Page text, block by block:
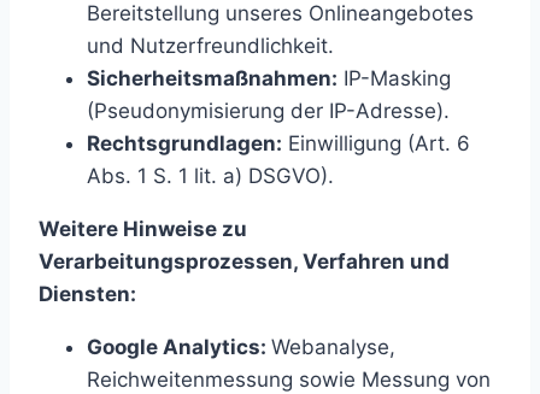
Bereitstellung unseres Onlineangebotes
und Nutzerfreundlichkeit.
Sicherheitsmaßnahmen: IP-Masking
(Pseudonymisierung der IP-Adresse).
Rechtsgrundlagen: Einwilligung (Art. 6
Abs. 1 S. 1 lit. a) DSGVO).
Weitere Hinweise zu
Verarbeitungsprozessen, Verfahren und
Diensten:
Google Analytics: Webanalyse,
Reichweitenmessung sowie Messung von